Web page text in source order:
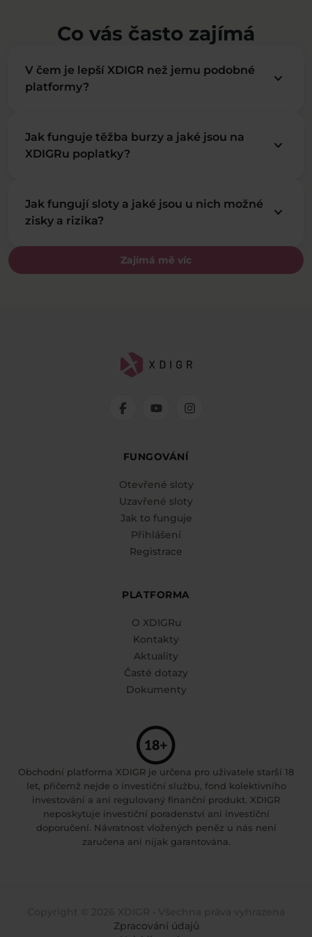
Co vás často zajímá
Zajímá mě víc
V čem je lepší XDIGR než jemu podobné
platformy?
keyboard_arrow_down
Jak funguje těžba burzy a jaké jsou na
XDIGRu poplatky?
keyboard_arrow_down
Jak fungují sloty a jaké jsou u nich možné
zisky a rizika?
keyboard_arrow_down
FUNGOVÁNÍ
Otevřené sloty
Uzavřené sloty
Jak to funguje
Přihlášení
Registrace
PLATFORMA
O XDIGRu
Kontakty
Aktuality
Časté dotazy
Dokumenty
Obchodní platforma XDIGR je určena pro uživatele starší 18
let, přičemž nejde o investiční službu, fond kolektivního
investování a ani regulovaný finanční produkt. XDIGR
neposkytuje investiční poradenství ani investiční
doporučení. Návratnost vložených peněz u nás není
zaručena ani nijak garantována.
Zpracování údajů